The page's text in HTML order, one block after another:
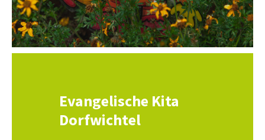
Evangelische Kita
Dorfwichtel